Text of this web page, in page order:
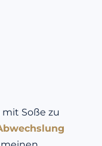
mit Soße zu